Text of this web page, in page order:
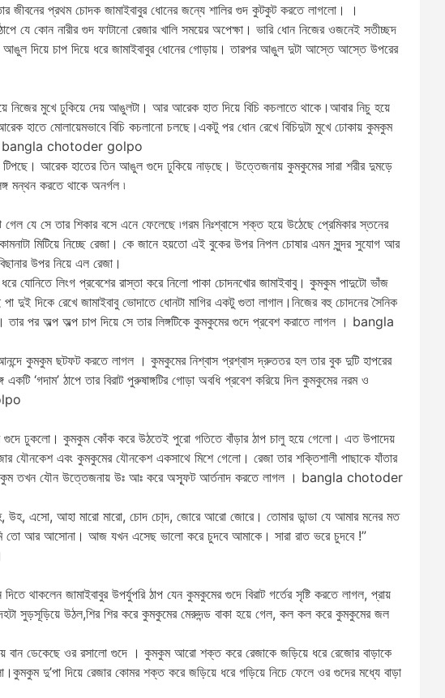
জীবনের প্রথম চোদক জামাইবাবুর ধোনের জন্যে শালির গুদ কুটকুট করতে লাগলো। ।
যে কোন নারীর গুদ ফাটানো রেজার খালি সময়ের অপেক্ষা। ভারি ধোন নিজের ওজনেই সতীচ্ছদ
দিয়ে চাপ দিয়ে ধরে জামাইবাবুর ধোনের গোড়ায়। তারপর আঙুল দুটা আস্তে আস্তে উপরের
নিজের মুখে ঢুকিয়ে দেয় আঙুলটা। আর আরেক হাত দিয়ে বিচি কচলাতে থাকে।আবার নিচু হয়ে
হাতে মোলায়েমভাবে বিচি কচলানো চলছে।একটু পর ধোন রেখে বিচিদুটা মুখে ঢোকায় কুমকুম
bangla chotoder golpo
আরেক হাতের তিন আঙুল গুদে ঢুকিয়ে নাড়ছে। উত্তেজনায় কুমকুমের সারা শরীর দুমড়ে
মন্থন করতে থাকে অনর্গল ৷
গেল যে সে তার শিকার বসে এনে ফেলেছে ৷গরম নিঃশ্বাসে শক্ত হয়ে উঠেছে প্রেমিকার স্তনের
কামনাটা মিটিয়ে নিচ্ছে রেজা। কে জানে হয়তো এই বুকের উপর নিপল চোষার এমন সুন্দর সুযোগ আর
উপর নিয়ে এল রেজা।
যোনিতে লিংগ প্রবেশের রাস্তা করে নিলো পাকা চোদনখোর জামাইবাবু। কুমকুম পাদুটো ভাঁজ
দুই দিকে রেখে জামাইবাবু ভোদাতে ধোনটা মাগির একটু গুতা লাগাল।নিজের বহু চোদনের সৈনিক
তার পর অল্প অল্প চাপ দিয়ে সে তার লিঙ্গটিকে কুমকুমের গুদে প্রবেশ করাতে লাগল । bangla
কুমকুম ছটফট করতে লাগল । কুমকুমের নিশ্বাস প্রশ্বাস দ্রুততর হল তার বুক দুটি হাপরের
‘গদাম’ ঠাপে তার বিরাট পুরুষাঙ্গটির গোড়া অবধি প্রবেশ করিয়ে দিল কুমকুমের নরম ও
গুদে ঢুকলো। কুমকুম কোঁক করে উঠতেই পুরো গতিতে বাঁড়ার ঠাপ চালু হয়ে গেলো। এত উপাদেয়
এবং কুমকুমের যৌনকেশ একসাথে মিশে গেলো। রেজা তার শক্তিশালী পাছাকে যাঁতার
তখন যৌন উত্তেজনায় উঃ আঃ করে অস্ফূট আর্তনাদ করতে লাগল । bangla chotoder
উহ, এসো, আহা মারো মারো, চোদ চো্‌দ, জোরে আরো জোরে। তোমার ডান্ডা যে আমার মনের মত
তো আর আসোনা। আজ যখন এসেছ ভালো করে চুদবে আমাকে। সারা রাত ভরে চুদবে !”
থাকলেন জামাইবাবুর উপর্যুপরি ঠাপ যেন কুমকুমের গুদে বিরাট গর্তের সৃষ্টি করতে লাগল, প্রায়
সুড়সূড়িয়ে উঠল,শির শির করে কুমকুমের মেরুদন্ড বাকা হয়ে গেল, কল কল করে কুমকুমের জল
ডেকেছে ওর রসালো গুদে । কুমকুম আরো শক্ত করে রেজাকে জড়িয়ে ধরে রেজাের বাড়াকে
দু’পা দিয়ে রেজার কোমর শক্ত করে জড়িয়ে ধরে গড়িয়ে নিচে ফেলে ওর গুদের মধ্যে বাড়া